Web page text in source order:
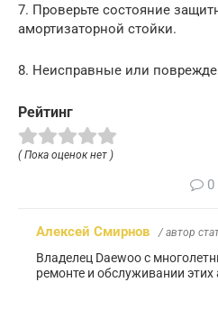
7. Проверьте состояние
амортизаторной стойки.
8. Неисправные или
Рейтинг
( Пока оценок нет )
0
Алексей Смирнов / автор
Владелец Daewoo с
ремонте и обслуживании